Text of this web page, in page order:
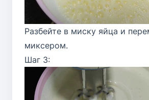
Разбейте в миску яйца и
миксером.
Шаг 3: